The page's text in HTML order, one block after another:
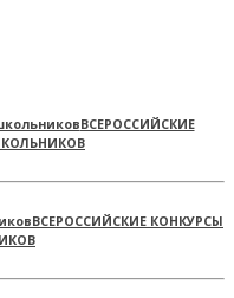
ВСЕРОССИЙСКИЕ
ВСЕРОССИЙСКИЕ КОНКУРСЫ